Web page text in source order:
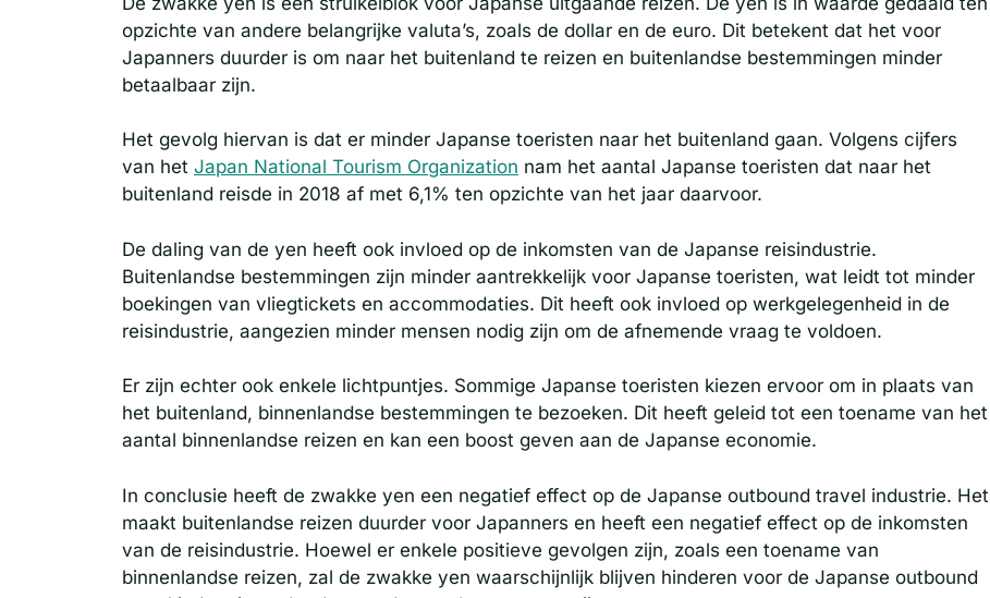
opzichte van andere belangrijke valuta’s, zoals de dollar en de euro. Dit betekent dat het voor
Japanners duurder is om naar het buitenland te reizen en buitenlandse bestemmingen minder
betaalbaar zijn.
Het gevolg hiervan is dat er minder Japanse toeristen naar het buitenland gaan. Volgens cijfers
van het Japan National Tourism Organization nam het aantal Japanse toeristen dat naar het
buitenland reisde in 2018 af met 6,1% ten opzichte van het jaar daarvoor.
De daling van de yen heeft ook invloed op de inkomsten van de Japanse reisindustrie.
Buitenlandse bestemmingen zijn minder aantrekkelijk voor Japanse toeristen, wat leidt tot minder
boekingen van vliegtickets en accommodaties. Dit heeft ook invloed op werkgelegenheid in de
reisindustrie, aangezien minder mensen nodig zijn om de afnemende vraag te voldoen.
Er zijn echter ook enkele lichtpuntjes. Sommige Japanse toeristen kiezen ervoor om in plaats van
het buitenland, binnenlandse bestemmingen te bezoeken. Dit heeft geleid tot een toename van het
aantal binnenlandse reizen en kan een boost geven aan de Japanse economie.
In conclusie heeft de zwakke yen een negatief effect op de Japanse outbound travel industrie. Het
maakt buitenlandse reizen duurder voor Japanners en heeft een negatief effect op de inkomsten
van de reisindustrie. Hoewel er enkele positieve gevolgen zijn, zoals een toename van
binnenlandse reizen, zal de zwakke yen waarschijnlijk blijven hinderen voor de Japanse outbound